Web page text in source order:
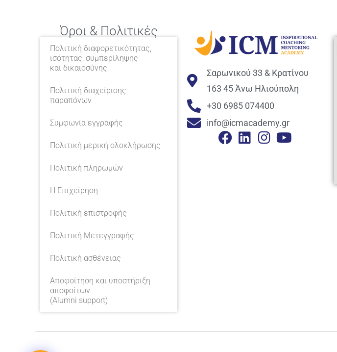
Όροι & Πολιτικές
Πολιτική διαφορετικότητας,
ισότητας, συμπερίληψης
και δικαιοσύνης
Πολιτική διαχείρισης
παραπόνων
Συμφωνία εγγραφής
Πολιτική μερική ολοκλήρωσης
Πολιτική πληρωμών
Η Επιχείρηση
Πολιτική επιστροφής
Πολιτική Μετεγγραφής
Πολιτική ασθένειας
Αποφοίτηση και υποστήριξη
αποφοίτων
(Alumni support)
Σαρωνικού 33 & Κρατίνου
163 45 Άνω Ηλιούπολη
+30 6985 074400
info@icmacademy.gr